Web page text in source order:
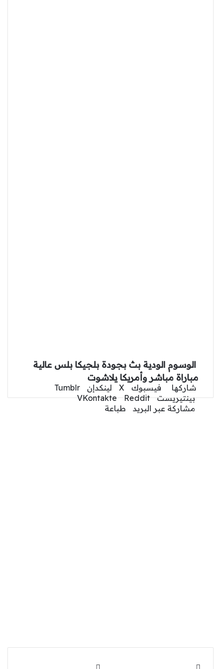
الوسوم الودية بث بجودة بلجيكا بلس عالية
مباراة مباشر وأمريكا يلاشوت
فيسبوك
‫X
لينكدإن
بينتيريست
واتساب
شاركها فيسبوك ‫X لينكدإن
بينتيريست
مشاركة عبر البريد
طباعة